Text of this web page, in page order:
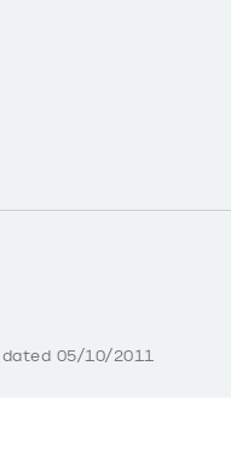
05/10/2011